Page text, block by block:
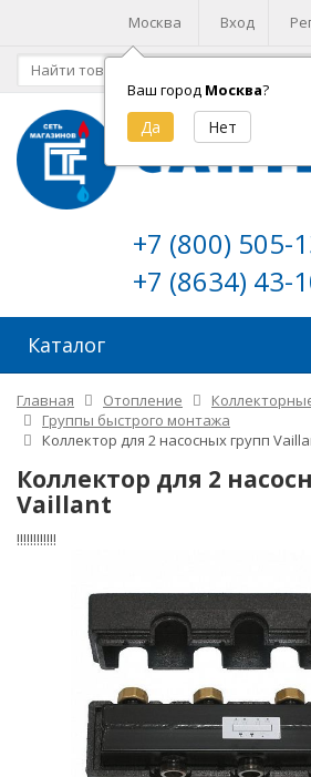
Москва
Ваш город Москва?
Вход
+7 (800) 505-
+7 (8634) 43-
Каталог
Главная Отопление
Группы быстрого монтажа
Коллектор для 2 насосных групп
Коллектор для 2
Vaillant
!!!!!!!!!!!!